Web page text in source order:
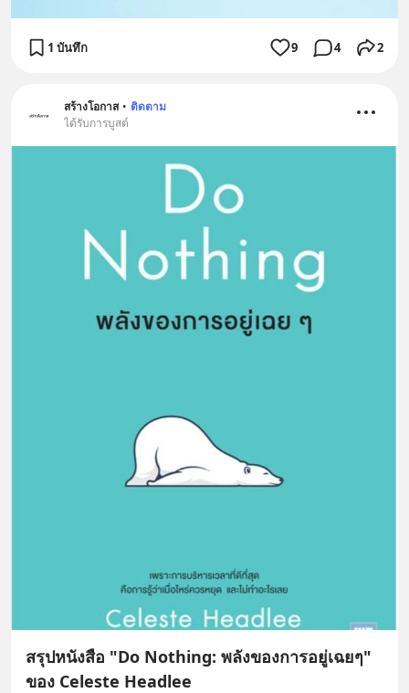
1 บันทึก 9 4 2
สร้างโอกาส • ติดตาม
ได้รับการบูสต์
สรุปหนังสือ "Do Nothing: พลังของการอยู่เฉยๆ"
ของ Celeste Headlee